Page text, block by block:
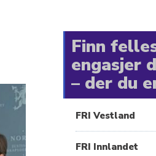
Finn
engasjer
– der du
FRI Vestland
FRI Innlandet